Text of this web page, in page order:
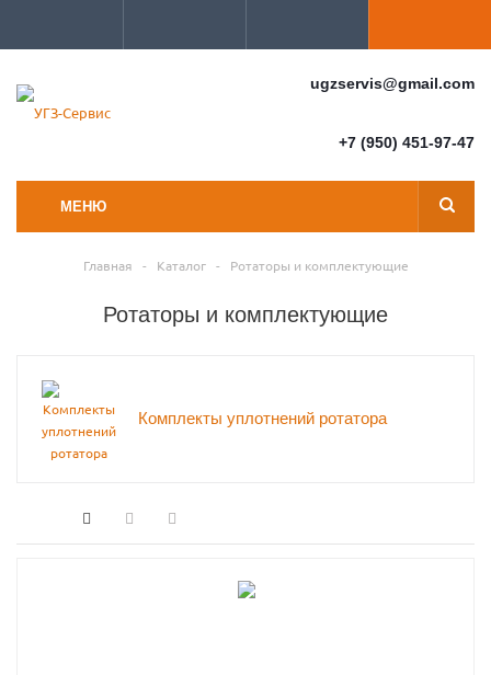
ugzservis@gmail.com
+7 (950) 451-97-47
МЕНЮ
Главная - Каталог - Ротаторы и комплектующие
Ротаторы и комплектующие
Комплекты уплотнений ротатора